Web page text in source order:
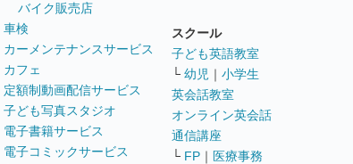
バイク販売店
車検
カーメンテナンスサービス
カフェ
定額制動画配信サービス
子ども写真スタジオ
電子書籍サービス
電子コミックサービス
スクール
子ども英語教室
└ 幼児 ｜ 小学生
英会話教室
オンライン英会話
通信講座
└ FP ｜ 医療事務